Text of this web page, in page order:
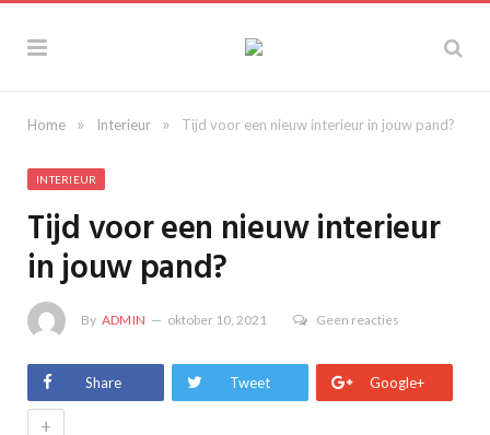
Home » Interieur » Tijd voor een nieuw interieur in jouw pand?
INTERIEUR
Tijd voor een nieuw interieur
in jouw pand?
By ADMIN oktober 10, 2021 Geen reacties
Share Tweet Google+
+